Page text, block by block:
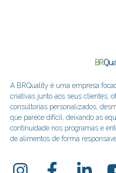
A BRQuality é uma empresa
criativas junto aos seus clientes,
consultorias personalizados,
que parece difícil, deixando as
continuidade nos programas e
de alimentos de forma